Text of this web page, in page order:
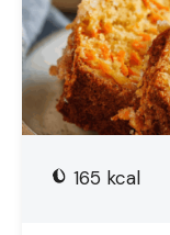
165 kcal